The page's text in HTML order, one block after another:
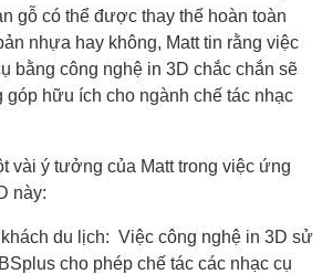
gỗ có thể được thay thế hoàn toàn
nhựa hay không, Matt tin rằng việc
bằng công nghệ in 3D chắc chắn sẽ
góp hữu ích cho ngành chế tác nhạc
vài ý tưởng của Matt trong việc ứng
này:
du lịch: Việc công nghệ in 3D sử
cho phép chế tác các nhạc cụ